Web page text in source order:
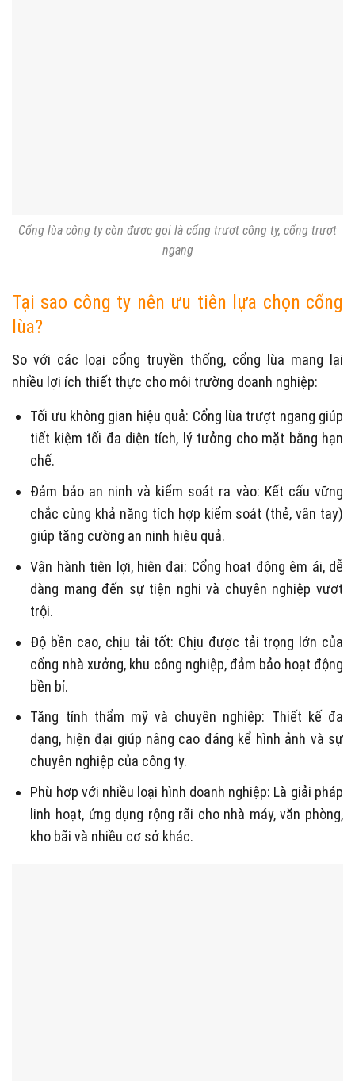
Cổng lùa công ty còn được gọi là cổng trượt công ty, cổng trượt
ngang
Tại sao công ty nên ưu tiên lựa chọn cổng
lùa?
So với các loại cổng truyền thống, cổng lùa mang lại
nhiều lợi ích thiết thực cho môi trường doanh nghiệp:
Tối ưu không gian hiệu quả: Cổng lùa trượt ngang giúp
tiết kiệm tối đa diện tích, lý tưởng cho mặt bằng hạn
chế.
Đảm bảo an ninh và kiểm soát ra vào: Kết cấu vững
chắc cùng khả năng tích hợp kiểm soát (thẻ, vân tay)
giúp tăng cường an ninh hiệu quả.
Vận hành tiện lợi, hiện đại: Cổng hoạt động êm ái, dễ
dàng mang đến sự tiện nghi và chuyên nghiệp vượt
trội.
Độ bền cao, chịu tải tốt: Chịu được tải trọng lớn của
cổng nhà xưởng, khu công nghiệp, đảm bảo hoạt động
bền bỉ.
Tăng tính thẩm mỹ và chuyên nghiệp: Thiết kế đa
dạng, hiện đại giúp nâng cao đáng kể hình ảnh và sự
chuyên nghiệp của công ty.
Phù hợp với nhiều loại hình doanh nghiệp: Là giải pháp
linh hoạt, ứng dụng rộng rãi cho nhà máy, văn phòng,
kho bãi và nhiều cơ sở khác.